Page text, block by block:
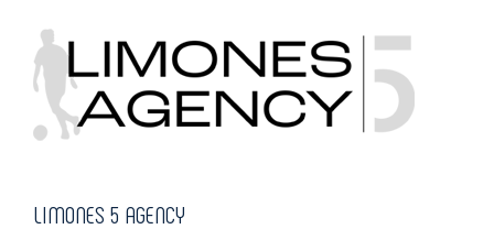
LIMONES 5 AGENCY